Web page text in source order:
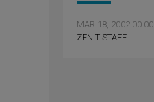
MAR 18, 2002 00:00
ZENIT STAFF